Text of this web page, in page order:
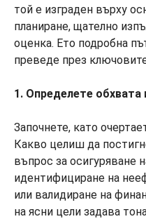
той е изграден върху
планиране, щателно
оценка. Ето подробна
преведе през
1. Определете обхвата
Започнете, като
Какво целиш да
въпрос за осигуряване
идентифициране на
или валидиране на
на ясни цели задава